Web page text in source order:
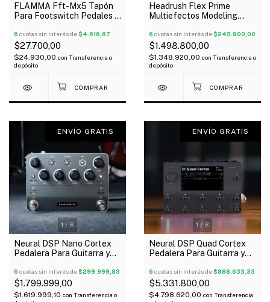
FLAMMA Fft-Mx5 Tapón
Para Footswitch Pedales X
6 cuotas sin interés de$4.616,67
$27.700,00
$24.930,00 con Transferencia o
depósito
Headrush Flex Prime
Multiefectos Modeling
Wi-Fi
6 cuotas sin interés de$249.800,00
$1.498.800,00
$1.348.920,00 con Transferencia o
depósito
1/ 8
ENVÍO GRATIS
Neural DSP Nano Cortex
Pedalera Para Guitarra y
6 cuotas sin interés de$299.999,83
$1.799.999,00
$1.619.999,10 con Transferencia o
1 / 8
ENVÍO GRATIS
Neural DSP Quad Cortex
Pedalera Para Guitarra y
6 cuotas sin interés de$888.633,33
$5.331.800,00
$4.798.620,00 con Transferencia